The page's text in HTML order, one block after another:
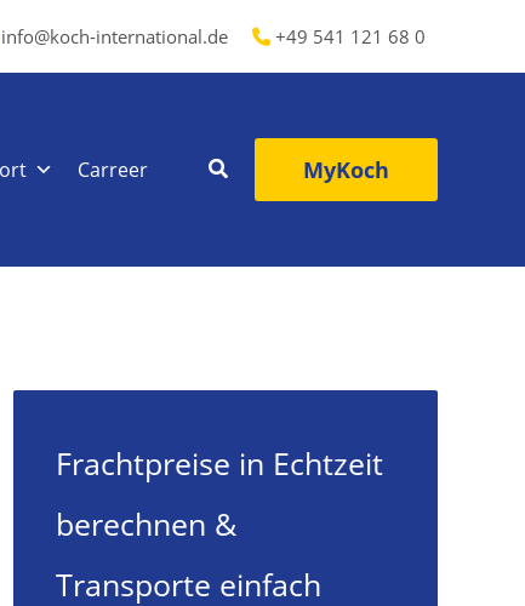
info@koch-international.de +49 541 121 68 0
Carreer MyKoch
Frachtpreise in Echtzeit
berechnen &
Transporte einfach